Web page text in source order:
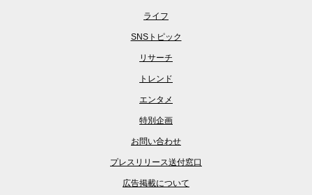
ライフ
SNSトピック
リサーチ
トレンド
エンタメ
特別企画
お問い合わせ
プレスリリース送付窓口
広告掲載について